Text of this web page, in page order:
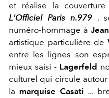
et réalise la
L'Officiel Paris n.979,
numéro-hommage à
artistique particulière de
entre les lignes son
mieux saisi - Lagerfeld
culturel qui circule
la marquise Casati ...